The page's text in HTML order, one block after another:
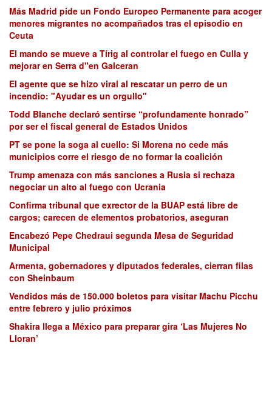
Más Madrid pide un Fondo Europeo Permanente para acoger
menores migrantes no acompañados tras el episodio en
Ceuta
El mando se mueve a Tírig al controlar el fuego en Culla y
mejorar en Serra d"en Galceran
El agente que se hizo viral al rescatar un perro de un
incendio: "Ayudar es un orgullo"
Todd Blanche declaró sentirse “profundamente honrado”
por ser el fiscal general de Estados Unidos
PT se pone la soga al cuello: Si Morena no cede más
municipios corre el riesgo de no formar la coalición
Trump amenaza con más sanciones a Rusia si rechaza
negociar un alto al fuego con Ucrania
Confirma tribunal que exrector de la BUAP está libre de
cargos; carecen de elementos probatorios, aseguran
Encabezó Pepe Chedraui segunda Mesa de Seguridad
Municipal
Armenta, gobernadores y diputados federales, cierran filas
con Sheinbaum
Vendidos más de 150.000 boletos para visitar Machu Picchu
entre febrero y julio próximos
Shakira llega a México para preparar gira ‘Las Mujeres No
Lloran’